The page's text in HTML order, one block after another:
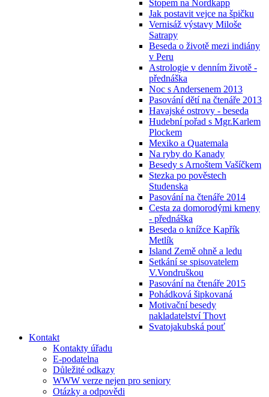
Stopem na Nordkapp
Jak postavit vejce na špičku
Vernisáž výstavy Miloše
Satrapy
Beseda o životě mezi indiány
v Peru
Astrologie v denním životě -
přednáška
Noc s Andersenem 2013
Pasování dětí na čtenáře 2013
Havajské ostrovy - beseda
Hudební pořad s Mgr.Karlem
Plockem
Mexiko a Quatemala
Na ryby do Kanady
Besedy s Arnoštem Vašíčkem
Stezka po pověstech
Studenska
Pasování na čtenáře 2014
Cesta za domorodými kmeny
- přednáška
Beseda o knížce Kapřík
Metlík
Island Země ohně a ledu
Setkání se spisovatelem
V.Vondruškou
Pasování na čtenáře 2015
Pohádková šipkovaná
Motivační besedy
nakladatelství Thovt
Svatojakubská pouť
Kontakt
Kontakty úřadu
E-podatelna
Důležité odkazy
WWW verze nejen pro seniory
Otázky a odpovědi